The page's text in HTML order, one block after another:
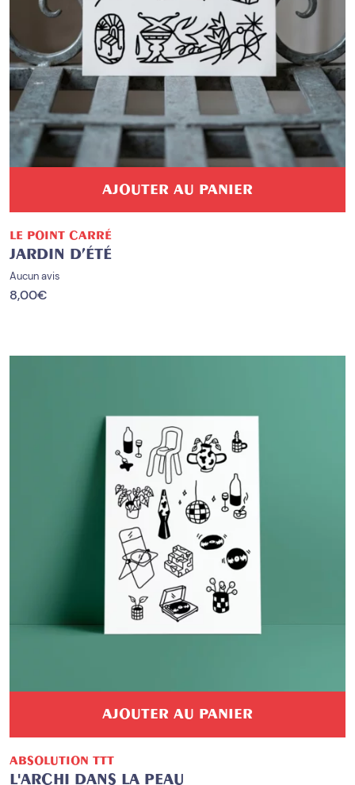
AJOUTER AU PANIER
LE POINT CARRÉ
JARDIN D’ÉTÉ
Aucun avis
8,00€
AJOUTER AU PANIER
ABSOLUTION TTT
L'ARCHI DANS LA PEAU